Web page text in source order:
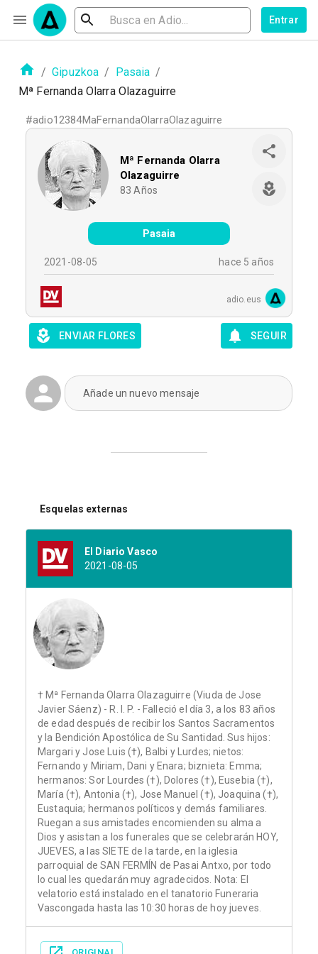
Entrar
/ Gipuzkoa / Pasaia /
Mª Fernanda Olarra Olazaguirre
#adio12384MaFernandaOlarraOlazaguirre
Mª Fernanda Olarra
Olazaguirre
83 Años
Pasaia
2021-08-05 hace 5 años
adio.eus
ENVIAR FLORES SEGUIR
Añade un nuevo mensaje
Esquelas externas
El Diario Vasco
2021-08-05
† Mª Fernanda Olarra Olazaguirre (Viuda de Jose
Javier Sáenz) - R. I. P. - Falleció el día 3, a los 83 años
de edad después de recibir los Santos Sacramentos
y la Bendición Apostólica de Su Santidad. Sus hijos:
Margari y Jose Luis (†), Balbi y Lurdes; nietos:
Fernando y Miriam, Dani y Enara; biznieta: Emma;
hermanos: Sor Lourdes (†), Dolores (†), Eusebia (†),
María (†), Antonia (†), Jose Manuel (†), Joaquina (†),
Eustaquia; hermanos políticos y demás familiares.
Ruegan a sus amistades encomienden su alma a
Dios y asistan a los funerales que se celebrarán HOY,
JUEVES, a las SIETE de la tarde, en la iglesia
parroquial de SAN FERMÍN de Pasai Antxo, por todo
lo cual les quedarán muy agradecidos. Nota: El
velatorio está instalado en el tanatorio Funeraria
Vascongada hasta las 10:30 horas de hoy jueves.